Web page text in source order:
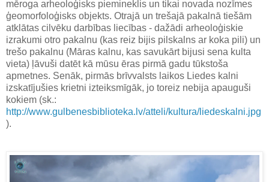
mēroga arheoloģisks piemineklis un tikai novada nozīmes
ģeomorfoloģisks objekts. Otrajā un trešajā pakalnā tiešām
atklātas cilvēku darbības liecības - dažādi arheoloģiskie
izrakumi otro pakalnu (kas reiz bijis pilskalns ar koka pili) un
trešo pakalnu (Māras kalnu, kas savukārt bijusi sena kulta
vieta) ļāvuši datēt kā mūsu ēras pirmā gadu tūkstoša
apmetnes. Senāk, pirmās brīvvalsts laikos Liedes kalni
izskatījušies krietni izteiksmīgāk, jo toreiz nebija apauguši
kokiem (sk.:
http://www.gulbenesbiblioteka.lv/atteli/kultura/liedeskalni.jpg
).